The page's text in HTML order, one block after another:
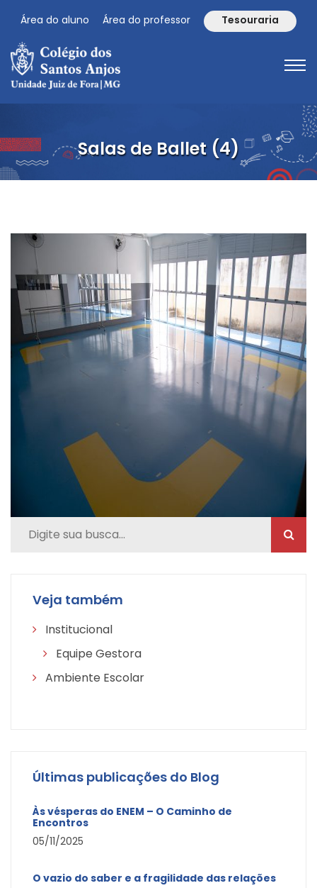
Área do aluno Área do professor Tesouraria
Salas de Ballet (4)
Veja também
Institucional
Equipe Gestora
Ambiente Escolar
Últimas publicações do Blog
Às vésperas do ENEM – O Caminho de
Encontros
05/11/2025
O vazio do saber e a fragilidade das relações